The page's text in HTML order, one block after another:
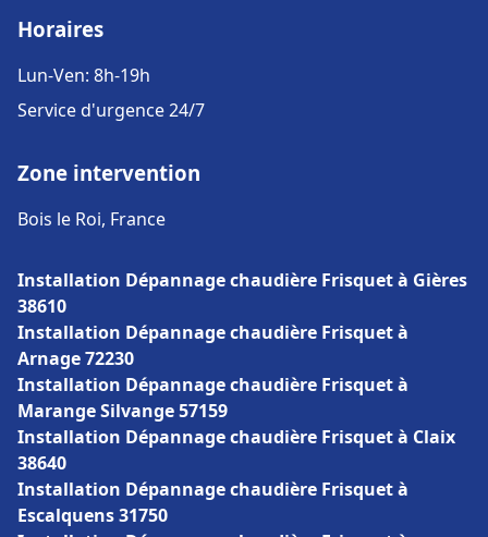
Horaires
Lun-Ven: 8h-19h
Service d'urgence 24/7
Zone intervention
Bois le Roi, France
Installation Dépannage chaudière Frisquet à Gières
38610
Installation Dépannage chaudière Frisquet à
Arnage 72230
Installation Dépannage chaudière Frisquet à
Marange Silvange 57159
Installation Dépannage chaudière Frisquet à Claix
38640
Installation Dépannage chaudière Frisquet à
Escalquens 31750